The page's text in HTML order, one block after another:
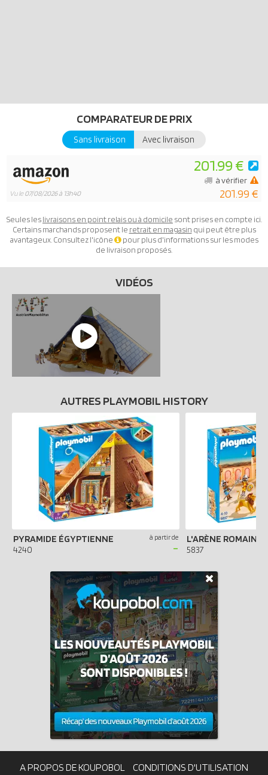
COMPARATEUR DE PRIX
Sans livraison Avec livraison
Vu le07/08/2026 à 13h40
201.99 €
201.99 €
à vérifier
Seules leslivraisons en point relais ou à domicile sont prises en compte ici.
Certains marchands proposent le retrait en magasin qui peut être plus
avantageux. Consultez l'icône
pour plus d'informations sur les modes
de livraison proposés.
VIDÉOS
AUTRES PLAYMOBIL HISTORY
PYRAMIDE ÉGYPTIENNE
4240
à partir de
-
L'ARÈNE ROMAINE
5837
A PROPOS DE KOUPOBOL CONDITIONS D'UTILISATION